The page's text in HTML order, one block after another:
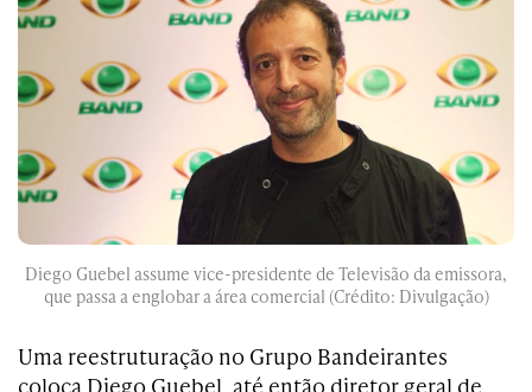
Diego Guebel assume vice-presidente de Televisão da emissora,
que passa a englobar a área comercial (Crédito: Divulgação)
Uma reestruturação no Grupo Bandeirantes
coloca Diego Guebel, até então diretor geral de